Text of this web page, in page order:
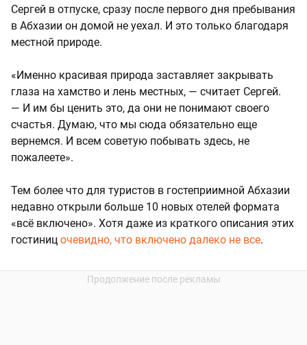
Сергей в отпуске, сразу после первого дня пребывания
в Абхазии он домой не уехал. И это только благодаря
местной природе.
«Именно красивая природа заставляет закрывать
глаза на хамство и лень местных, — считает Сергей.
— И им бы ценить это, да они не понимают своего
счастья. Думаю, что мы сюда обязательно еще
вернемся. И всем советую побывать здесь, не
пожалеете».
Тем более что для туристов в гостеприимной Абхазии
недавно открыли больше 10 новых отелей формата
«всё включено». Хотя даже из краткого описания этих
гостиниц очевидно, что включено далеко не все.